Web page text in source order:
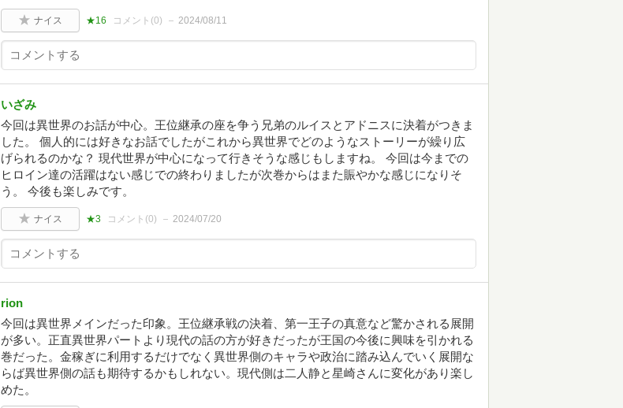
ナイス ★16 コメント(0) 2024/08/11
いざみ
今回は異世界のお話が中心。王位継承の座を争う兄弟のルイスとアドニスに決着がつきま
した。 個人的には好きなお話でしたがこれから異世界でどのようなストーリーが繰り広
げられるのかな？ 現代世界が中心になって行きそうな感じもしますね。 今回は今までの
ヒロイン達の活躍はない感じでの終わりましたが次巻からはまた賑やかな感じになりそ
う。 今後も楽しみです。
ナイス ★3 コメント(0) 2024/07/20
rion
今回は異世界メインだった印象。王位継承戦の決着、第一王子の真意など驚かされる展開
が多い。正直異世界パートより現代の話の方が好きだったが王国の今後に興味を引かれる
巻だった。金稼ぎに利用するだけでなく異世界側のキャラや政治に踏み込んでいく展開な
らば異世界側の話も期待するかもしれない。現代側は二人静と星崎さんに変化があり楽し
めた。